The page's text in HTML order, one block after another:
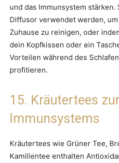
und das Immunsystem stärken.
Diffusor verwendet werden,
Zuhause zu reinigen, oder
dein Kopfkissen oder ein
Vorteilen während des
profitieren.
15. Kräutertees
Immunsystems
Kräutertees wie Grüner Tee,
Kamillentee enthalten